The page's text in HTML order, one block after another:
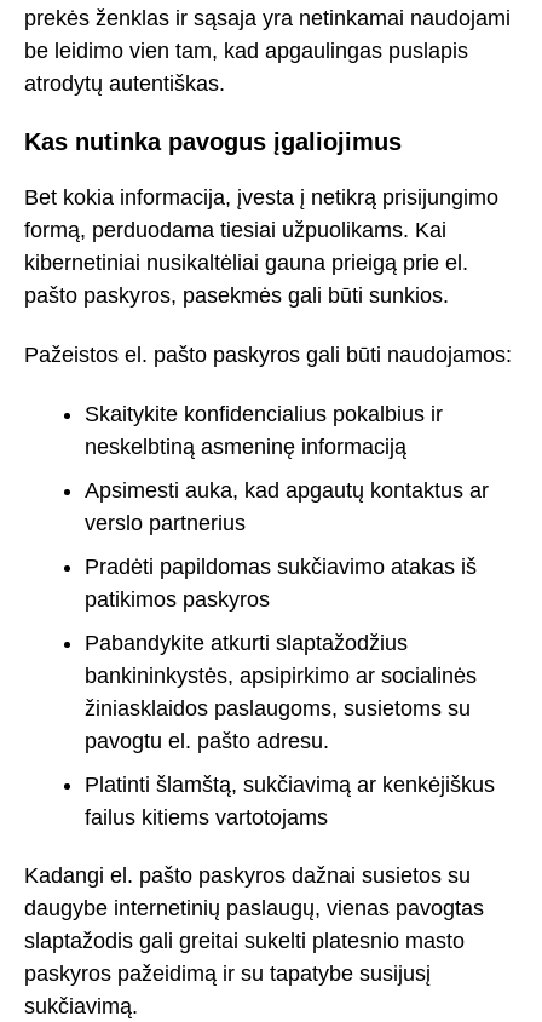
prekės ženklas ir sąsaja yra netinkamai naudojami
be leidimo vien tam, kad apgaulingas puslapis
atrodytų autentiškas.
Kas nutinka pavogus įgaliojimus
Bet kokia informacija, įvesta į netikrą prisijungimo
formą, perduodama tiesiai užpuolikams. Kai
kibernetiniai nusikaltėliai gauna prieigą prie el.
pašto paskyros, pasekmės gali būti sunkios.
Pažeistos el. pašto paskyros gali būti naudojamos:
Skaitykite konfidencialius pokalbius ir
neskelbtiną asmeninę informaciją
Apsimesti auka, kad apgautų kontaktus ar
verslo partnerius
Pradėti papildomas sukčiavimo atakas iš
patikimos paskyros
Pabandykite atkurti slaptažodžius
bankininkystės, apsipirkimo ar socialinės
žiniasklaidos paslaugoms, susietoms su
pavogtu el. pašto adresu.
Platinti šlamštą, sukčiavimą ar kenkėjiškus
failus kitiems vartotojams
Kadangi el. pašto paskyros dažnai susietos su
daugybe internetinių paslaugų, vienas pavogtas
slaptažodis gali greitai sukelti platesnio masto
paskyros pažeidimą ir su tapatybe susijusį
sukčiavimą.